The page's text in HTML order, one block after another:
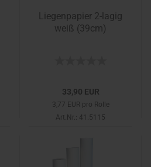
Liegenpapier 2-lagig
weiß (39cm)
33,90 EUR
3,77 EUR pro Rolle
Art.Nr.: 41.5115